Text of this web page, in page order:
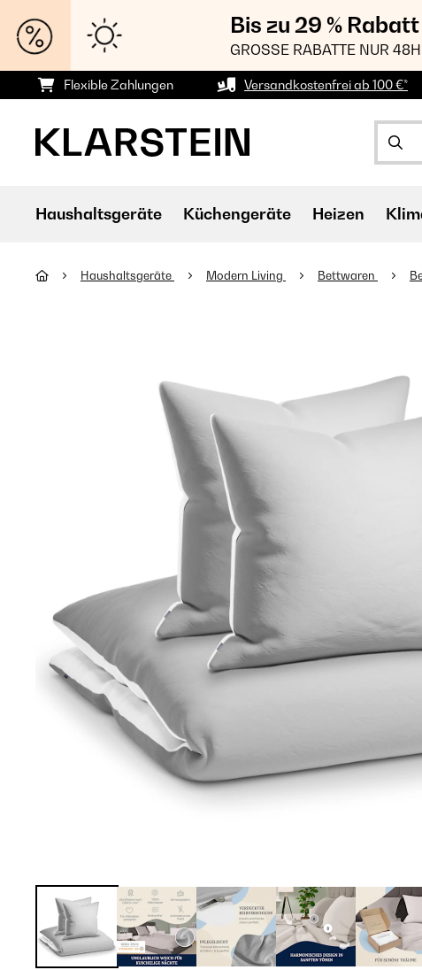
Bis zu 29 %
GROSSE RABATTE NUR
Flexible Zahlungen Versandkostenfrei ab 100 €*
Haushaltsgeräte Küchengeräte Heizen
Haushaltsgeräte Modern Living Bettwaren